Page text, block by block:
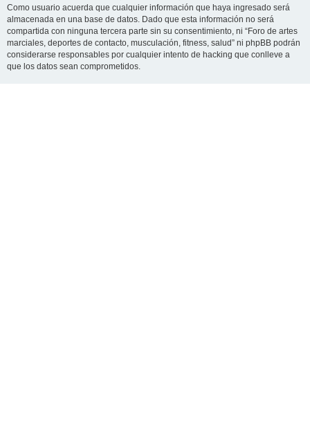
Como usuario acuerda que cualquier información que haya ingresado será
almacenada en una base de datos. Dado que esta información no será
compartida con ninguna tercera parte sin su consentimiento, ni “Foro de artes
marciales, deportes de contacto, musculación, fitness, salud” ni phpBB podrán
considerarse responsables por cualquier intento de hacking que conlleve a
que los datos sean comprometidos.